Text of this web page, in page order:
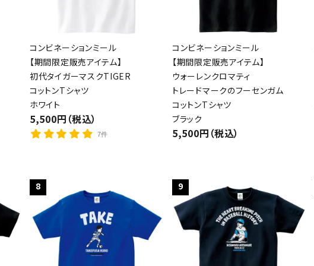
コンビネーションミール
【期間限定販売アイテム】
初代タイガーマスクTIGER
コットンTシャツ
ホワイト
5,500円（税込）
7件
コンビネーションミール
【期間限定販売アイテム】
ウォーレンクロマティ
トレードマークのフーセンガム
コットンTシャツ
ブラック
5,500円（税込）
8 9